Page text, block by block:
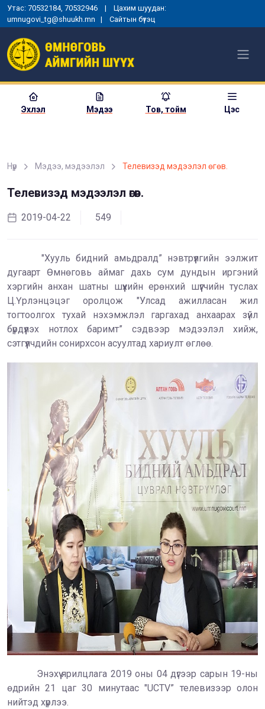
Утас: 70532184, 70532946 | Цахим шуудан:
umnugovi_tg@shuukh.mn | Сайтын бүтэц
Эхлэл Мэдээ Тов, тойм Цэс
Нүүр Мэдээ, мэдээлэл Телевизэд мэдээлэл өгөв.
Телевизэд мэдээлэл өгөв.
2019-04-22 549
"Хууль бидний амьдралд” нэвтрүүлгийн ээлжит
дугаарт Өмнөговь аймаг дахь сум дундын иргэний
хэргийн анхан шатны шүүхийн ерөнхий шүүгчийн туслах
Ц.Үрлэнцэцэг оролцож "Улсад ажилласан жил
тогтоолгох тухай нэхэмжлэл гаргахад анхаарах зүйл
бүрдүүлэх нотлох баримт” сэдвээр мэдээлэл хийж,
сэтгүүлчдийн сонирхсон асуултад хариулт өглөө.
Энэхүү ярилцлага 2019 оны 04 дүгээр сарын 19-ны
өдрийн 21 цаг 30 минутаас "UCTV” телевизээр олон
нийтэд хүрлээ.
МОНГОЛ УЛСЫН
УНШИЖ СОНСГОХ, ЕРӨНХИЙ
ГАРДУУЛАХ ЁСЛОЛЫН АРГА
2025-01-03 1357